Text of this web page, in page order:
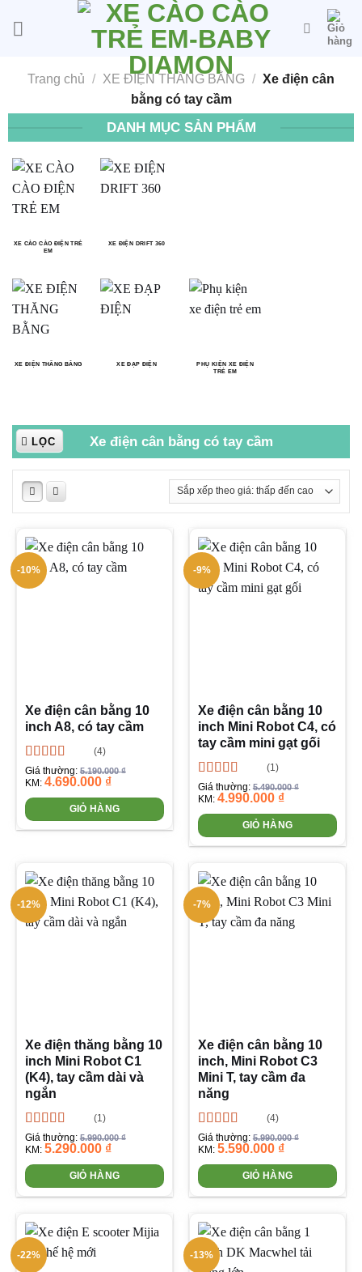
Trang chủ / XE ĐIỆN THĂNG BẰNG / Xe điện cân
bằng có tay cầm
DANH MỤC SẢN PHẨM
XE CÀO CÀO ĐIỆN TRẺ
EM
XE ĐIỆN DRIFT 360
XE ĐIỆN THĂNG BẰNG XE ĐẠP ĐIỆN
PHỤ KIỆN XE ĐIỆN
TRẺ EM
Xe điện cân bằng có tay cầm
LỌC
-10%
Xe điện cân bằng 10
inch A8, có tay cầm
Được xếp
hạng4.755
sao
(4)
Giá thường:5.190.000₫
KM: 4.690.000 ₫
GIỎ HÀNG
-9%
Xe điện cân bằng 10
inch Mini Robot C4, có
tay cầm mini gạt gối
Được xếp
hạng5.005
sao
(1)
Giá thường:5.490.000₫
KM: 4.990.000 ₫
GIỎ HÀNG
-12%
Xe điện thăng bằng 10
inch Mini Robot C1
(K4), tay cầm dài và
ngắn
Được xếp
hạng5.005
sao
(1)
Giá thường:5.990.000₫
KM: 5.290.000 ₫
GIỎ HÀNG
-7%
Xe điện cân bằng 10
inch, Mini Robot C3
Mini T, tay cầm đa
năng
Được xếp
hạng4.755
sao
(4)
Giá thường:5.990.000₫
KM: 5.590.000 ₫
GIỎ HÀNG
-22% -13%